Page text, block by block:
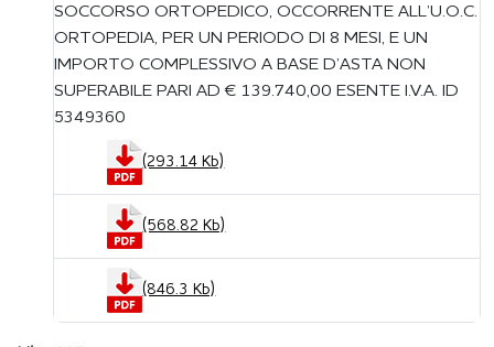
SOCCORSO ORTOPEDICO, OCCORRENTE ALL’U.O.C.
ORTOPEDIA, PER UN PERIODO DI 8 MESI, E UN
IMPORTO COMPLESSIVO A BASE D’ASTA NON
SUPERABILE PARI AD € 139.740,00 ESENTE I.V.A. ID
5349360
(293.14 Kb)
(568.82 Kb)
(846.3 Kb)